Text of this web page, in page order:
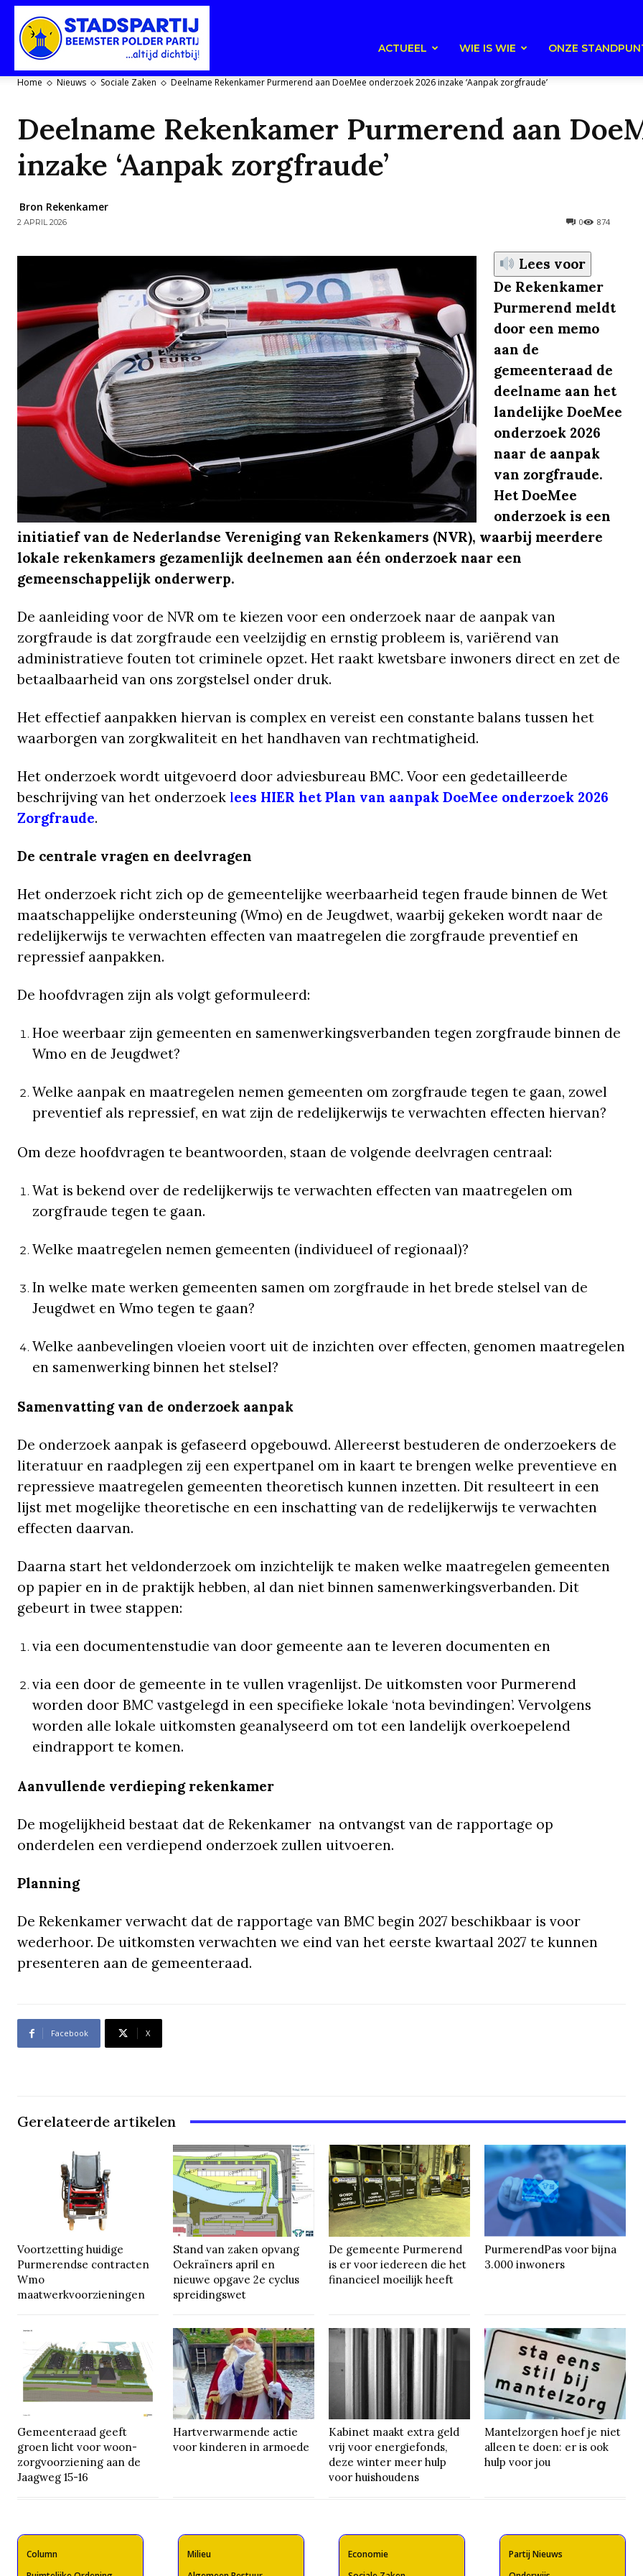
ACTUEEL WIE IS WIE ONZE
Home Nieuws Sociale Zaken Deelname Rekenkamer Purmerend aan DoeMee onderzoek 2026 inzake ‘Aanpak zorgfraude’
Deelname Rekenkamer Purmerend aan
inzake ‘Aanpak zorgfraude’
Bron Rekenkamer
2 APRIL 2026 874
0
Lees voor
De Rekenkamer
Purmerend meldt
door een memo
aan de
gemeenteraad de
deelname aan het
landelijke DoeMee
onderzoek 2026
naar de aanpak
van zorgfraude.
Het DoeMee
onderzoek is een
initiatief van de Nederlandse Vereniging van Rekenkamers (NVR), waarbij meerdere
lokale rekenkamers gezamenlijk deelnemen aan één onderzoek naar een
gemeenschappelijk onderwerp.
De aanleiding voor de NVR om te kiezen voor een onderzoek naar de aanpak van
zorgfraude is dat zorgfraude een veelzijdig en ernstig probleem is, variërend van
administratieve fouten tot criminele opzet. Het raakt kwetsbare inwoners direct en zet de
betaalbaarheid van ons zorgstelsel onder druk.
Het effectief aanpakken hiervan is complex en vereist een constante balans tussen het
waarborgen van zorgkwaliteit en het handhaven van rechtmatigheid.
Het onderzoek wordt uitgevoerd door adviesbureau BMC. Voor een gedetailleerde
beschrijving van het onderzoek lees HIER het Plan van aanpak DoeMee onderzoek 2026
Zorgfraude.
De centrale vragen en deelvragen
Het onderzoek richt zich op de gemeentelijke weerbaarheid tegen fraude binnen de Wet
maatschappelijke ondersteuning (Wmo) en de Jeugdwet, waarbij gekeken wordt naar de
redelijkerwijs te verwachten effecten van maatregelen die zorgfraude preventief en
repressief aanpakken.
De hoofdvragen zijn als volgt geformuleerd:
Hoe weerbaar zijn gemeenten en samenwerkingsverbanden tegen zorgfraude binnen de
Wmo en de Jeugdwet?
Welke aanpak en maatregelen nemen gemeenten om zorgfraude tegen te gaan, zowel
preventief als repressief, en wat zijn de redelijkerwijs te verwachten effecten hiervan?
Om deze hoofdvragen te beantwoorden, staan de volgende deelvragen centraal:
Wat is bekend over de redelijkerwijs te verwachten effecten van maatregelen om
zorgfraude tegen te gaan.
Welke maatregelen nemen gemeenten (individueel of regionaal)?
In welke mate werken gemeenten samen om zorgfraude in het brede stelsel van de
Jeugdwet en Wmo tegen te gaan?
Welke aanbevelingen vloeien voort uit de inzichten over effecten, genomen maatregelen
en samenwerking binnen het stelsel?
Samenvatting van de onderzoek aanpak
De onderzoek aanpak is gefaseerd opgebouwd. Allereerst bestuderen de onderzoekers de
literatuur en raadplegen zij een expertpanel om in kaart te brengen welke preventieve en
repressieve maatregelen gemeenten theoretisch kunnen inzetten. Dit resulteert in een
lijst met mogelijke theoretische en een inschatting van de redelijkerwijs te verwachten
effecten daarvan.
Daarna start het veldonderzoek om inzichtelijk te maken welke maatregelen gemeenten
op papier en in de praktijk hebben, al dan niet binnen samenwerkingsverbanden. Dit
gebeurt in twee stappen:
via een documentenstudie van door gemeente aan te leveren documenten en
via een door de gemeente in te vullen vragenlijst. De uitkomsten voor Purmerend
worden door BMC vastgelegd in een specifieke lokale ‘nota bevindingen’. Vervolgens
worden alle lokale uitkomsten geanalyseerd om tot een landelijk overkoepelend
eindrapport te komen.
Aanvullende verdieping rekenkamer
De mogelijkheid bestaat dat de Rekenkamer na ontvangst van de rapportage op
onderdelen een verdiepend onderzoek zullen uitvoeren.
Planning
De Rekenkamer verwacht dat de rapportage van BMC begin 2027 beschikbaar is voor
wederhoor. De uitkomsten verwachten we eind van het eerste kwartaal 2027 te kunnen
presenteren aan de gemeenteraad.
Facebook X
Gerelateerde artikelen
Voortzetting huidige
Purmerendse contracten
Wmo
maatwerkvoorzieningen
Stand van zaken opvang
Oekraïners april en
nieuwe opgave 2e cyclus
spreidingswet
De gemeente Purmerend
is er voor iedereen die het
financieel moeilijk heeft
PurmerendPas voor bijna
3.000 inwoners
Gemeenteraad geeft
groen licht voor woon-
zorgvoorziening aan de
Jaagweg 15-16
Hartverwarmende actie
voor kinderen in armoede
Kabinet maakt extra geld
vrij voor energiefonds,
deze winter meer hulp
voor huishoudens
Mantelzorgen hoef je niet
alleen te doen: er is ook
hulp voor jou
Column
Milieu
Economie
Partij Nieuws